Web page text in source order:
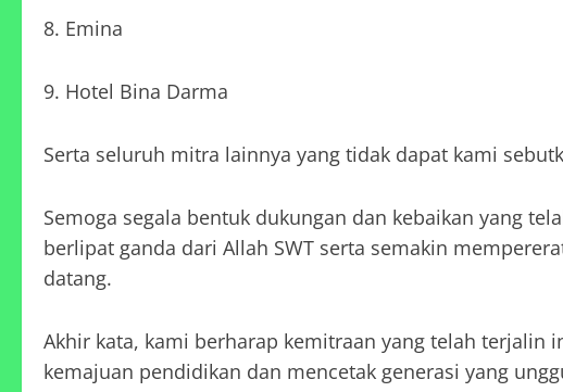
8. Emina
9. Hotel Bina Darma
Serta seluruh mitra lainnya yang tidak dapat kami
Semoga segala bentuk dukungan dan kebaikan yang
berlipat ganda dari Allah SWT serta semakin
datang.
Akhir kata, kami berharap kemitraan yang telah
kemajuan pendidikan dan mencetak generasi yang